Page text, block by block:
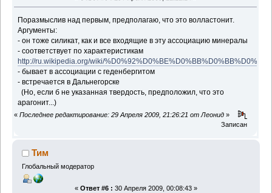
Поразмыслив над первым, предполагаю, что это волластонит.
Аргументы:
- он тоже силикат, как и все входящие в эту ассоциацию минералы
- соответствует по характеристикам
http://ru.wikipedia.org/wiki/
- бывает в ассоциации с геденбергитом
- встречается в Дальнегорске
(Но, если б не указанная твердость, предположил, что это
арагонит...)
« Последнее редактирование: 29 Апреля 2009, 21:26:21 от Леонид »
Записан
Тим
Глобальный модератор
« Ответ #6 : 30 Апреля 2009, 00:08:43 »